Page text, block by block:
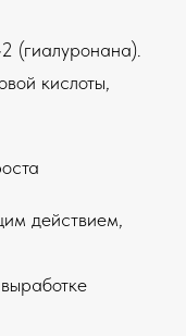
(гиалуронана).
кислоты,
действием,